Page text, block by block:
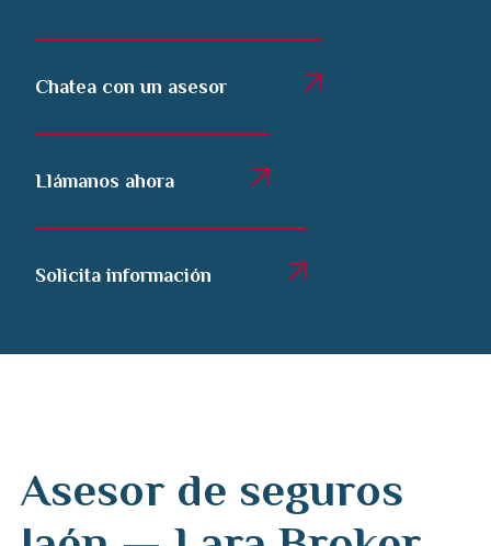
Chatea con un asesor
Llámanos ahora
Solicita información
Asesor de seguros